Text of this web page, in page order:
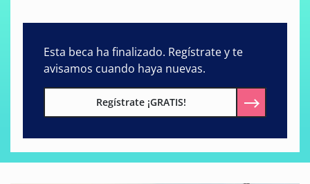
Esta beca ha finalizado. Regístrate y te
avisamos cuando haya nuevas.
Regístrate ¡GRATIS!